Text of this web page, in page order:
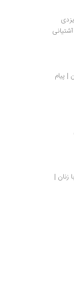
حاشیه‌ای بر سخن در حضور: ادبیات آلمانی در ایران | پیام
مروری بر تفسیر عهد جدید با تکیه بر آیات مرتبط با زنان |